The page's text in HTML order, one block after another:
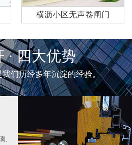
横沥小区无声卷闸门
· 四大优势
们历经多年沉淀的经验。
、